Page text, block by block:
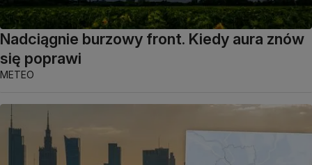
Nadciągnie burzowy front. Kiedy aura znów
się poprawi
METEO